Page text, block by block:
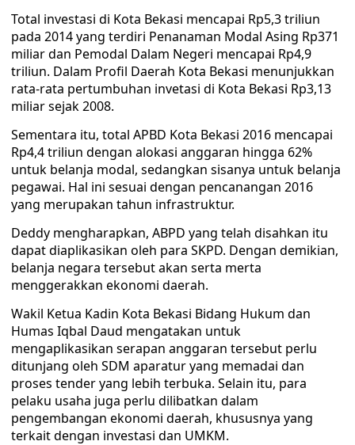
Total investasi di Kota Bekasi mencapai Rp5,3 triliun
pada 2014 yang terdiri Penanaman Modal Asing Rp371
miliar dan Pemodal Dalam Negeri mencapai Rp4,9
triliun. Dalam Profil Daerah Kota Bekasi menunjukkan
rata-rata pertumbuhan invetasi di Kota Bekasi Rp3,13
miliar sejak 2008.
Sementara itu, total APBD Kota Bekasi 2016 mencapai
Rp4,4 triliun dengan alokasi anggaran hingga 62%
untuk belanja modal, sedangkan sisanya untuk belanja
pegawai. Hal ini sesuai dengan pencanangan 2016
yang merupakan tahun infrastruktur.
Deddy mengharapkan, ABPD yang telah disahkan itu
dapat diaplikasikan oleh para SKPD. Dengan demikian,
belanja negara tersebut akan serta merta
menggerakkan ekonomi daerah.
Wakil Ketua Kadin Kota Bekasi Bidang Hukum dan
Humas Iqbal Daud mengatakan untuk
mengaplikasikan serapan anggaran tersebut perlu
ditunjang oleh SDM aparatur yang memadai dan
proses tender yang lebih terbuka. Selain itu, para
pelaku usaha juga perlu dilibatkan dalam
pengembangan ekonomi daerah, khususnya yang
terkait dengan investasi dan UMKM.